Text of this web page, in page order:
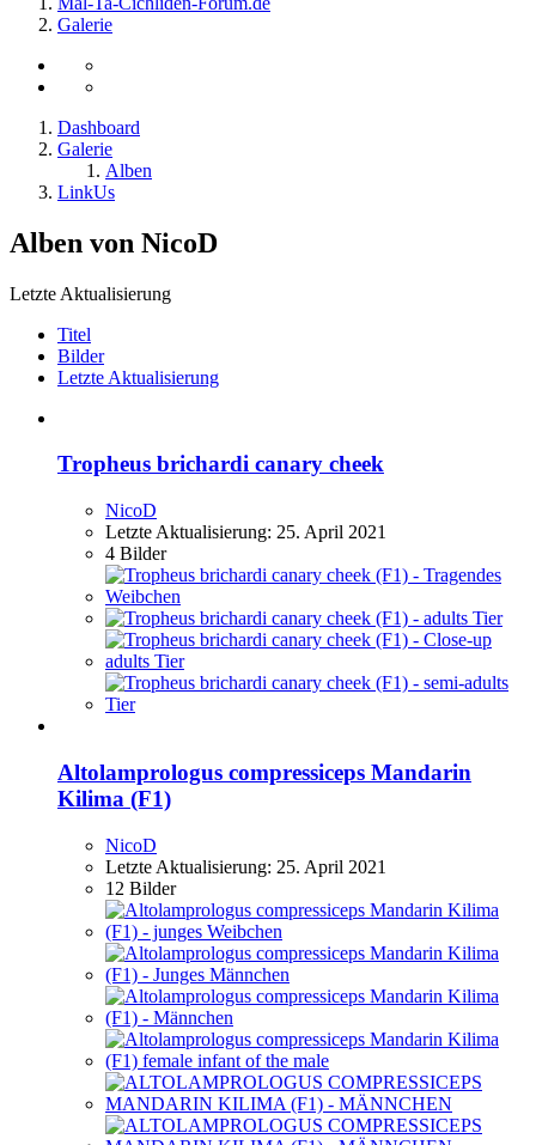
Galerie
Dashboard
Galerie
Alben
LinkUs
Alben von NicoD
Letzte Aktualisierung
Titel
Bilder
Letzte Aktualisierung
Tropheus brichardi canary cheek
NicoD
Letzte Aktualisierung: 25. April 2021
4 Bilder
Altolamprologus compressiceps Mandarin
Kilima (F1)
NicoD
Letzte Aktualisierung: 25. April 2021
12 Bilder